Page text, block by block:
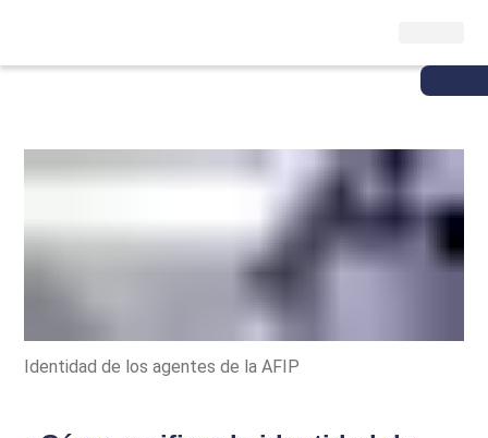
Identidad de los agentes de la AFIP